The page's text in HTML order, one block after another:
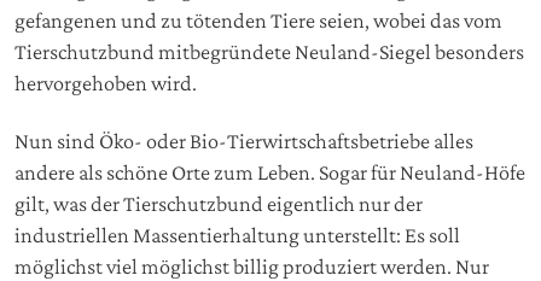
gefangenen und zu tötenden Tiere seien, wobei das vom
Tierschutzbund mitbegründete Neuland-Siegel besonders
hervorgehoben wird.
Nun sind Öko- oder Bio-Tierwirtschaftsbetriebe alles
andere als schöne Orte zum Leben. Sogar für Neuland-Höfe
gilt, was der Tierschutzbund eigentlich nur der
industriellen Massentierhaltung unterstellt: Es soll
möglichst viel möglichst billig produziert werden. Nur